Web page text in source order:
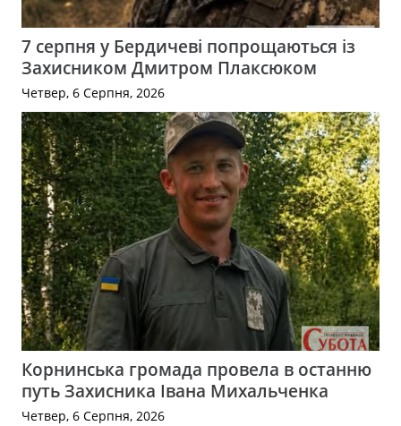
7 серпня у Бердичеві попрощаються із
Захисником Дмитром Плаксюком
Четвер, 6 Серпня, 2026
Корнинська громада провела в останню
путь Захисника Івана Михальченка
Четвер, 6 Серпня, 2026